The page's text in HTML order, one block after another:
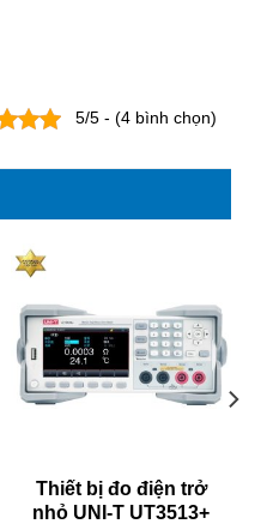
5/5 - (4 bình chọn)
Thiết bị đo điện trở
nhỏ UNI-T UT3513+